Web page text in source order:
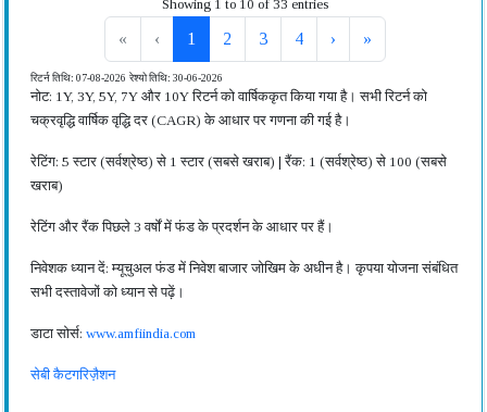
Showing 1 to 10 of 33 entries
« ‹ 1 2 3 4 › »
रिटर्न तिथि: 07-08-2026 रेश्यो तिथि: 30-06-2026
नोट: 1Y, 3Y, 5Y, 7Y और 10Y रिटर्न को वार्षिककृत किया गया है। सभी रिटर्न को
चक्रवृद्धि वार्षिक वृद्धि दर (CAGR) के आधार पर गणना की गई है।
रेटिंग: 5 स्टार (सर्वश्रेष्ठ) से 1 स्टार (सबसे खराब) | रैंक: 1 (सर्वश्रेष्ठ) से 100 (सबसे
खराब)
रेटिंग और रैंक पिछले 3 वर्षों में फंड के प्रदर्शन के आधार पर हैं।
निवेशक ध्यान दें: म्यूचुअल फंड में निवेश बाजार जोखिम के अधीन है। कृपया योजना संबंधित
सभी दस्तावेजों को ध्यान से पढ़ें।
डाटा सोर्स: www.amfiindia.com
सेबी कैटगरिज़ैशन